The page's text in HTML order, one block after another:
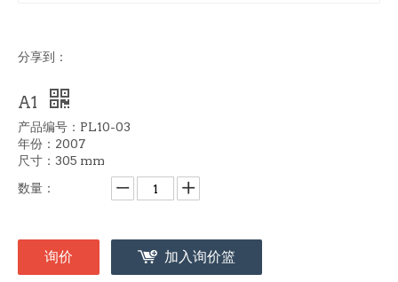
分享到：
A1
产品编号：PL10-03
年份：2007
尺寸：305 mm
数量：
询价 加入询价篮